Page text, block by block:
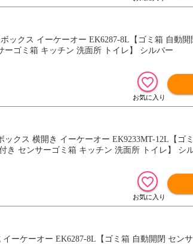
ックス イーケーオー EK6287-8L【ゴミ箱 自動
ゴミ箱 キッチン 洗面所 トイレ】 シルバー
クス 横開き イーケーオー EK9233MT-12L【ゴ
き センサーゴミ箱 キッチン 洗面所 トイレ】 シ
ーケーオー EK6287-8L【ゴミ箱 自動開閉 セン